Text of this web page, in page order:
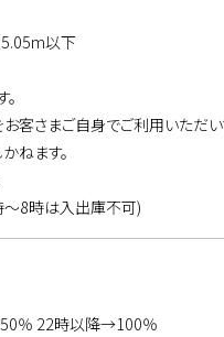
以下
さまご自身でご利用いただい
ねます。
8時は入出庫不可)
％ 22時以降→100％